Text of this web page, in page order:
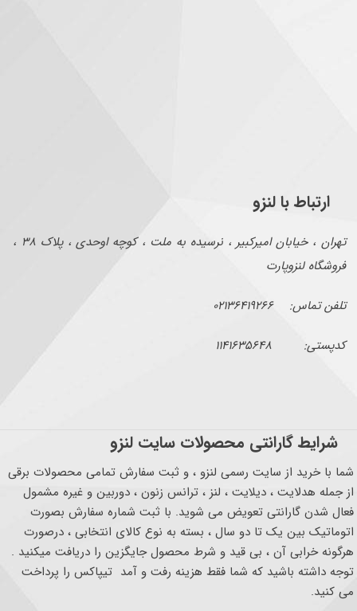
ارتباط با لنزو
تهران ، خیابان امیرکبیر ، نرسیده به ملت ، کوچه اوحدی ، پلاک ۳۸ ،
فروشگاه لنزوپارت
تلفن تماس: ۰۲۱۳۶۴۱۹۲۶۶
کدپستی: ۱۱۴۱۶۳۵۶۴۸
شرایط گارانتی محصولات سایت لنزو
شما با خرید از سایت رسمی لنزو ، و ثبت سفارش تمامی محصولات برقی
از جمله هدلایت ، دیلایت ، لنز ، ترانس زنون ، دوربین و غیره مشمول
فعال شدن گارانتی تعویض می شوید. با ثبت شماره سفارش بصورت
اتوماتیک بین یک تا دو سال ، بسته به نوع کالای انتخابی ، درصورت
هرگونه خرابی آن ، بی قید و شرط محصول جایگزین را دریافت میکنید .
توجه داشته باشید که شما فقط هزینه رفت و آمد تیپاکس را پرداخت
می کنید.